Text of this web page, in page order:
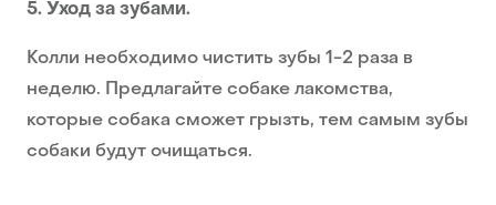
5. Уход за зубами.
Колли необходимо чистить зубы 1-2 раза в
неделю. Предлагайте собаке лакомства,
которые собака сможет грызть, тем самым зубы
собаки будут очищаться.